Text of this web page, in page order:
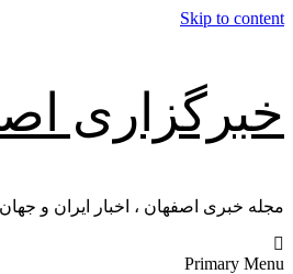
Skip to content
خبرگزاری
مجله خبری اصفهان ، اخبار ایران و جهان
Primary Menu